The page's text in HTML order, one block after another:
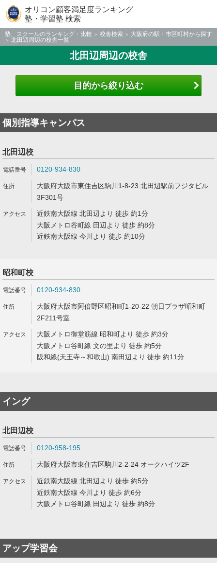
オリコン顧客満足度ランキング
塾・学習塾 検索
塾、スクールのランキング・比較 校舎検索
大阪府の駅・市区町村から探す
北田辺周辺の校舎一覧
北田辺周辺の校舎
目的から絞り込む
個別指導キャンパス
北田辺校
0120-934-830
大阪府大阪市東住吉区駒川1-8-23 北田辺駅前フジタビル
3F301号
近鉄南大阪線 北田辺より 徒歩 約1分
大阪メトロ谷町線 田辺より 徒歩 約8分
近鉄南大阪線 今川より 徒歩 約10分
昭和町校
0120-934-830
大阪府大阪市阿倍野区昭和町1-20-22 朝日プラザ昭和町
2F211号室
大阪メトロ御堂筋線 昭和町より 徒歩 約3分
大阪メトロ谷町線 文の里より 徒歩 約5分
阪和線(天王寺～和歌山) 南田辺より 徒歩 約11分
イング
北田辺校
0120-958-195
大阪府大阪市東住吉区駒川2-2-24 オークハイツ2F
近鉄南大阪線 北田辺より 徒歩 約5分
近鉄南大阪線 今川より 徒歩 約6分
大阪メトロ谷町線 田辺より 徒歩 約8分
アップ学習会